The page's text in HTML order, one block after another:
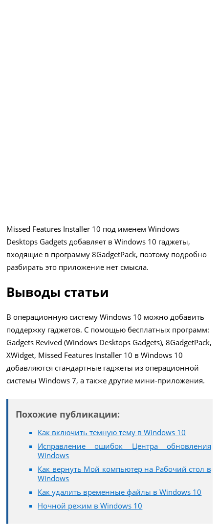
Missed Features Installer 10 под именем Windows
Desktops Gadgets добавляет в Windows 10 гаджеты,
входящие в программу 8GadgetPack, поэтому подробно
разбирать это приложение нет смысла.
Выводы статьи
В операционную систему Windows 10 можно добавить
поддержку гаджетов. С помощью бесплатных программ:
Gadgets Revived (Windows Desktops Gadgets), 8GadgetPack,
XWidget, Missed Features Installer 10 в Windows 10
добавляются стандартные гаджеты из операционной
системы Windows 7, а также другие мини-приложения.
Похожие публикации:
Как включить темную тему в Windows 10
Исправление ошибок Центра обновления
Windows
Как вернуть Мой компьютер на Рабочий стол в
Windows
Как удалить временные файлы в Windows 10
Ночной режим в Windows 10